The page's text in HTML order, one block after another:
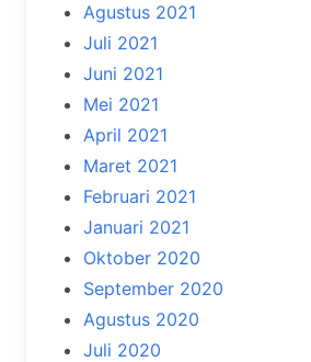
Agustus 2021
Juli 2021
Juni 2021
Mei 2021
April 2021
Maret 2021
Februari 2021
Januari 2021
Oktober 2020
September 2020
Agustus 2020
Juli 2020